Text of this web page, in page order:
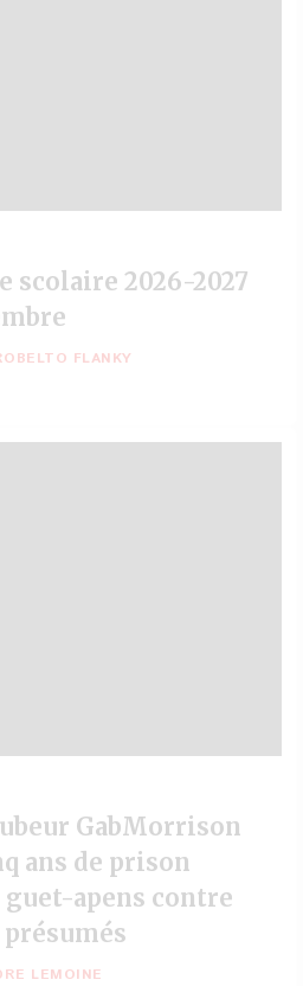
scolaire 2026-2027
FLANKY
GabMorrison
ans de prison
apens contre
LEMOINE